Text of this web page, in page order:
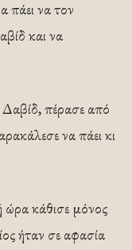
πάει να τον
και να
πέρασε από
να πάει κι
κάθισε μόνος
ήταν σε αφασία